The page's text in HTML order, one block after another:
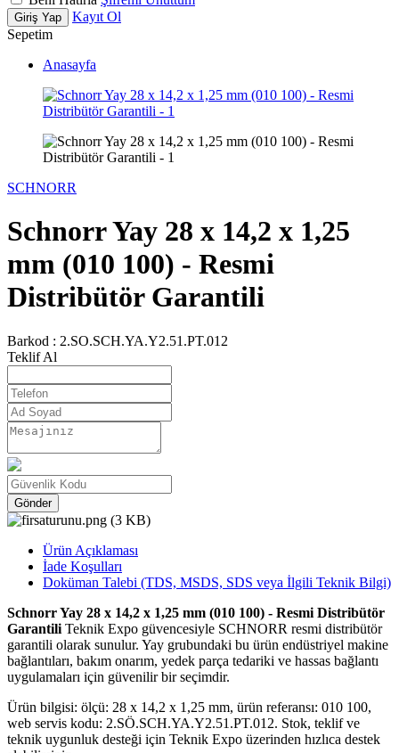
Giriş Yap
Kayıt Ol
Sepetim
Anasayfa
SCHNORR
Schnorr Yay 28 x 14,2 x 1,25
mm (010 100) - Resmi
Distribütör Garantili
Barkod : 2.SO.SCH.YA.Y2.51.PT.012
Teklif Al
Gönder
Ürün Açıklaması
İade Koşulları
Doküman Talebi (TDS, MSDS, SDS veya İlgili Teknik Bilgi)
Schnorr Yay 28 x 14,2 x 1,25 mm (010 100) - Resmi Distribütör
Garantili Teknik Expo güvencesiyle SCHNORR resmi distribütör
garantili olarak sunulur. Yay grubundaki bu ürün endüstriyel makine
bağlantıları, bakım onarım, yedek parça tedariki ve hassas bağlantı
uygulamaları için güvenilir bir seçimdir.
Ürün bilgisi: ölçü: 28 x 14,2 x 1,25 mm, ürün referansı: 010 100,
web servis kodu: 2.SÖ.SCH.YA.Y2.51.PT.012. Stok, teklif ve
teknik uygunluk desteği için Teknik Expo üzerinden hızlıca destek